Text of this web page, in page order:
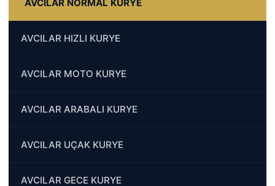
AVCILAR NORMAL KURYE
AVCILAR HIZLI KURYE
AVCILAR MOTO KURYE
AVCILAR ARABALI KURYE
AVCILAR UÇAK KURYE
AVCILAR GECE KURYE